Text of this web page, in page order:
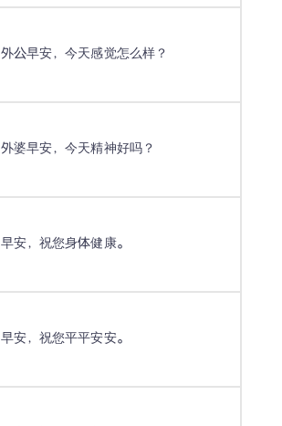
外公早安，今天感觉怎么样？
外婆早安，今天精神好吗？
早安，祝您身体健康。
早安，祝您平平安安。